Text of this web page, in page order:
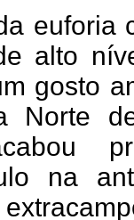
euforia
alto
gosto
Norte
na